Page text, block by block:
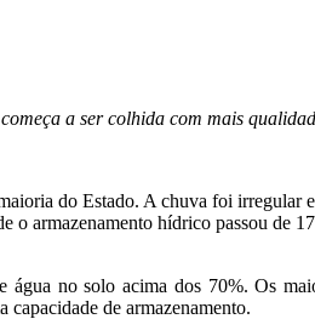
a ser colhida com mais
do Estado. A chuva foi
o armazenamento hídrico passou
água no solo acima dos 70%. Os
capacidade de armazenamento.